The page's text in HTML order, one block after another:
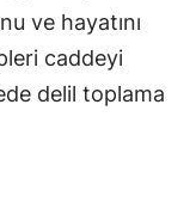
ve hayatını
caddeyi
delil toplama